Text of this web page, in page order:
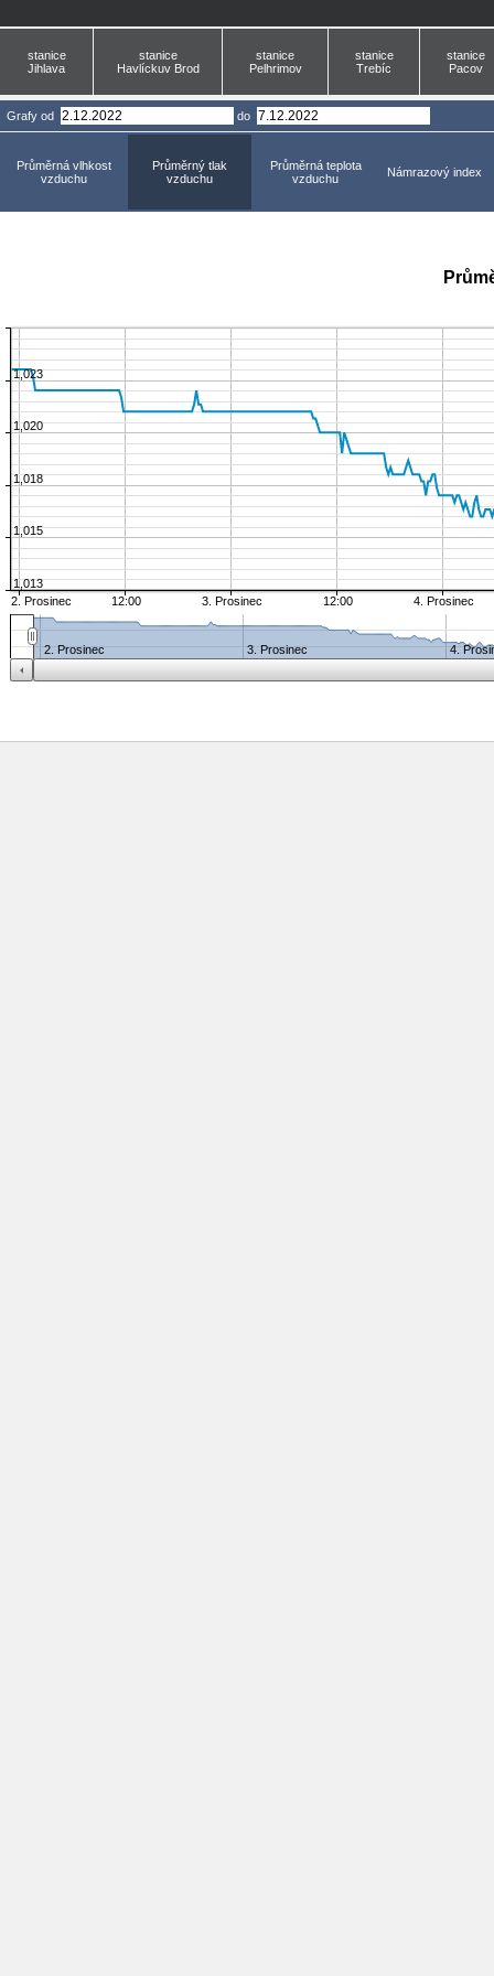
stanice
Jihlava
stanice
Havlíckuv Brod
stanice
Pelhrimov
stanice
Trebíc
stanice
Pacov
Grafy od do
Průměrná vlhkost
vzduchu
Průměrný tlak
vzduchu
Průměrná teplota
vzduchu
Námrazový index
2. Prosinec 12:00 3. Prosinec 12:00 4. Prosinec
1,020
1,013
1,015
1,018
1,023
2. Prosinec 3. Prosinec 4.